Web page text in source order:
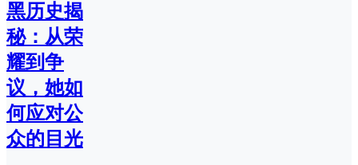
黑历史揭
秘：从荣
耀到争
议，她如
何应对公
众的目光